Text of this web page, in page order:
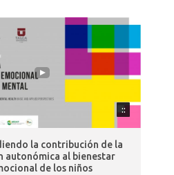
::
la contribución de la
autonómica al bienestar
de los niños